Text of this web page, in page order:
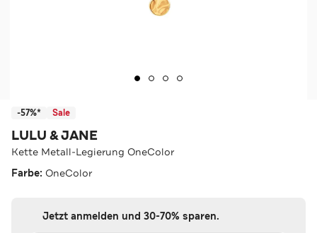
-57%* Sale
LULU & JANE
Kette Metall-Legierung OneColor
Farbe: OneColor
Jetzt anmelden und 30-70% sparen.